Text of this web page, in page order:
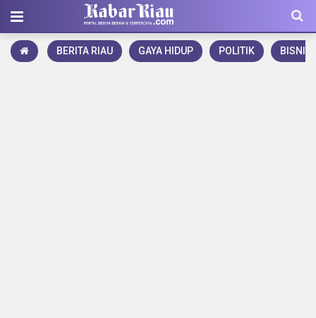
BERITA RIAU GAYA HIDUP POLITIK BISNIS